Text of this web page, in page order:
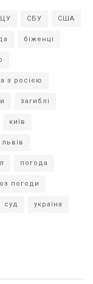
СБУ США
біженці
з росією
загиблі
київ
львів
погода
погоди
суд україна